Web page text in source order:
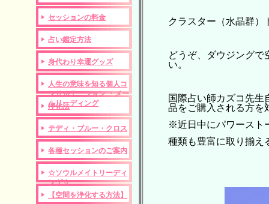
セッションの料金
占い鑑定方法
身代わり幸運グッズ
人生の意味を知る個人コ
ンサルテーション ・メー
ルリーディング
浄化法
テディ・ブルー・クロス
各種セッションのご案内
☆ソウルメイトリーディ
ング☆
【空間を浄化する方法】
クラスター（水晶群
どうぞ、ダウジングで
い。
国際占い師カズコ先生
品をご購入される方を
※近日中にパワースト
種類も豊富に取り揃え